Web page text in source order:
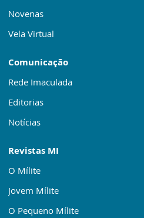
Novenas
Vela Virtual
Comunicação
Rede Imaculada
Editorias
Notícias
Revistas MI
O Mílite
Jovem Mílite
O Pequeno Mílite